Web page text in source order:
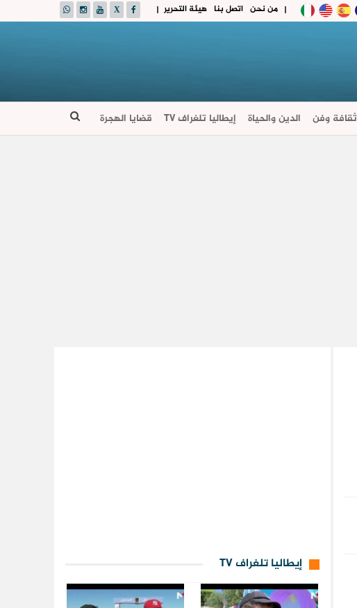
| هيئة التحرير اتصل بنا من نحن |
ثقافة وفن الدين والحياة إيطاليا تلغراف TV قضايا الهجرة
إيطاليا تلغراف TV